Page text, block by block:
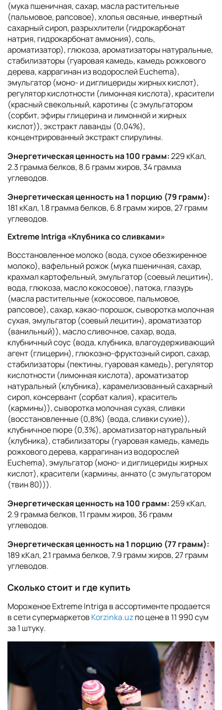
(мука пшеничная, сахар, масла растительные
(пальмовое, рапсовое), хлопья овсяные, инвертный
сахарный сироп, разрыхлители (гидрокарбонат
натрия, гидрокарбонат аммония), соль,
ароматизатор), глюкоза, ароматизаторы натуральные,
стабилизаторы (гуаровая камедь, камедь рожкового
дерева, каррагинан из водорослей Euchema),
эмульгатор (моно- и диглицериды жирных кислот),
регулятор кислотности (лимонная кислота), красители
(красный свекольный, каротины (с эмульгатором
(сорбит, эфиры глицерина и лимонной и жирных
кислот)), экстракт лаванды (0,04%),
концентрированный экстракт спирулины.
Энергетическая ценность на 100 грамм:229 кКал,
2.3 грамма белков, 8.6 грамм жиров, 34 грамма
углеводов.
Энергетическая ценность на 1 порцию (79 грамм):
181 кКал, 1.8 грамма белков, 6.8 грамм жиров, 27 грамм
углеводов.
Extreme Intriga «Клубника со сливками»
Восстановленное молоко (вода, сухое обезжиренное
молоко), вафельный рожок (мука пшеничная, сахар,
крахмал картофельный, эмульгатор (соевый лецитин),
вода, глюкоза, масло кокосовое), патока, глазурь
(масла растительные (кокосовое, пальмовое,
рапсовое), сахар, какао-порошок, сыворотка молочная
сухая, эмульгатор (соевый лецитин), ароматизатор
(ванильный)), масло сливочное, сахар, вода,
клубничный соус (вода, клубника, влагоудерживающий
агент (глицерин), глюкозно-фруктозный сироп, сахар,
стабилизаторы (пектины, гуаровая камедь), регулятор
кислотности (лимонная кислота), ароматизатор
натуральный (клубника), карамелизованный сахарный
сироп, консервант (сорбат калия), краситель
(кармины)), сыворотка молочная сухая, сливки
(восстановленные (0,8%) (вода, сливки сухие)),
клубничное пюре (0,3%), ароматизатор натуральный
(клубника), стабилизаторы (гуаровая камедь, камедь
рожкового дерева, каррагинан из водорослей
Euchema), эмульгатор (моно- и диглицериды жирных
кислот), красители (кармины, аннато (с эмульгатором
(твин 80))).
Энергетическая ценность на 100 грамм:259 кКал,
2.9 грамма белков, 11 грамм жиров, 36 грамм
углеводов.
Энергетическая ценность на 1 порцию (77 грамм):
189 кКал, 2.1 грамма белков, 7.9 грамм жиров, 27 грамм
углеводов.
Сколько стоит и где купить
Мороженое Extreme Intriga в ассортименте продается
в сети супермаркетов Korzinka.uzпо цене в 11 990 сум
за 1 штуку.